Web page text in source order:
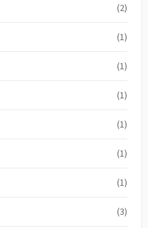
(2)
(1)
(1)
(1)
(1)
(1)
(1)
(3)